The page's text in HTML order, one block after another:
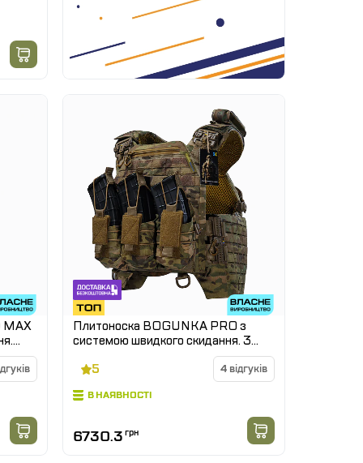
MAX
Плитоноска BOGUNKA PRO з
системою швидкого скидання. 3
підсумки під АК + турнікет.
Мутьтикам
5 4 відгуків
В НАЯВНОСТІ
6730.3 грн